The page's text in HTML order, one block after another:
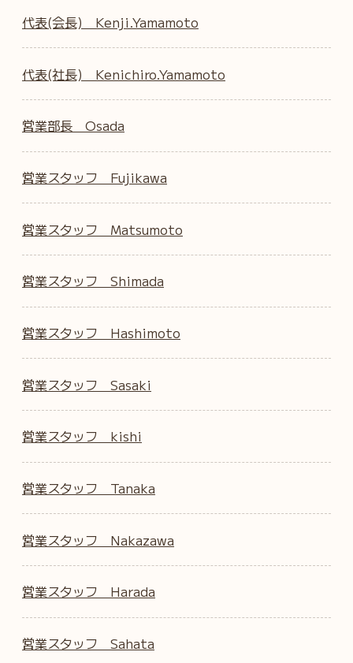
代表(会長) Kenji.Yamamoto
代表(社長) Kenichiro.Yamamoto
営業部長 Osada
営業スタッフ Fujikawa
営業スタッフ Matsumoto
営業スタッフ Shimada
営業スタッフ Hashimoto
営業スタッフ Sasaki
営業スタッフ kishi
営業スタッフ Tanaka
営業スタッフ Nakazawa
営業スタッフ Harada
営業スタッフ Sahata